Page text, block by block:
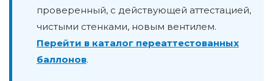
проверенный, с действующей аттестацией,
чистыми стенками, новым вентилем.
Перейти в каталог переаттестованных
баллонов.